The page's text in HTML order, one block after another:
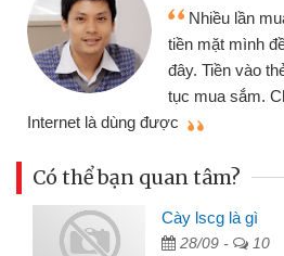
Nhiều lần
tiền mặt mình
đây. Tiền vào
tục mua sắm.
Internet là dùng được
Có thể bạn quan tâm?
Cày lscg là gì
28/09 - 10